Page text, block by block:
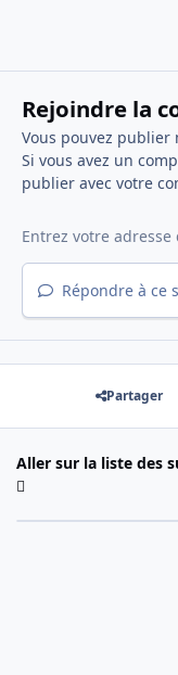
Rejoindre la
Vous pouvez
Si vous avez un
publier avec votre
Répondre à ce
Partager
Aller sur la liste des